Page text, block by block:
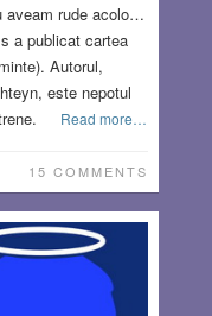
aveam rude acolo…
a publicat cartea
Autorul,
este nepotul
Read more…
15 COMMENTS